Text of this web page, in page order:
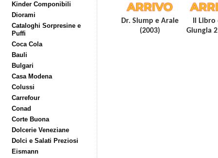
Kinder Componibili
Diorami
Cataloghi Sorpresine e
Puffi
Coca Cola
Bauli
Bulgari
Casa Modena
Colussi
Carrefour
Conad
Corte Buona
Dolcerie Veneziane
Dolci e Salati Preziosi
Eismann
Dr. Slump e Arale
(2003)
Il
Giungla